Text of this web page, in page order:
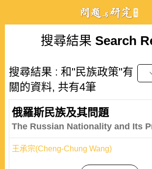
搜尋結果 Search
搜尋結果 : 和"民族政策"有
關的資料, 共有4筆
俄羅斯民族及其問題
The Russian Nationality and Its
王承宗(Cheng-Chung Wang)